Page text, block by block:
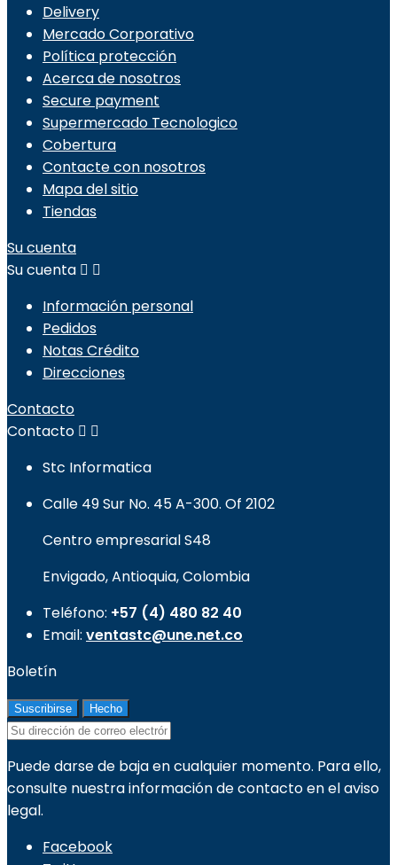
Delivery
Mercado Corporativo
Política protección
Acerca de nosotros
Secure payment
Supermercado Tecnologico
Cobertura
Contacte con nosotros
Mapa del sitio
Tiendas
Su cuenta
Su cuenta  
Información personal
Pedidos
Notas Crédito
Direcciones
Contacto
Contacto  
Stc Informatica
Calle 49 Sur No. 45 A-300. Of 2102
Centro empresarial S48
Envigado, Antioquia, Colombia
Teléfono: +57 (4) 480 82 40
Email: ventastc@une.net.co
Boletín
Puede darse de baja en cualquier momento. Para ello,
consulte nuestra información de contacto en el aviso
legal.
Facebook